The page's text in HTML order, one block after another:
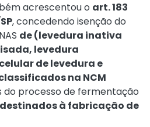
acrescentou o art. 183
, concedendo isenção do
de (levedura inativa
levedura
de levedura e
na NCM
do processo de fermentação
destinados à fabricação de